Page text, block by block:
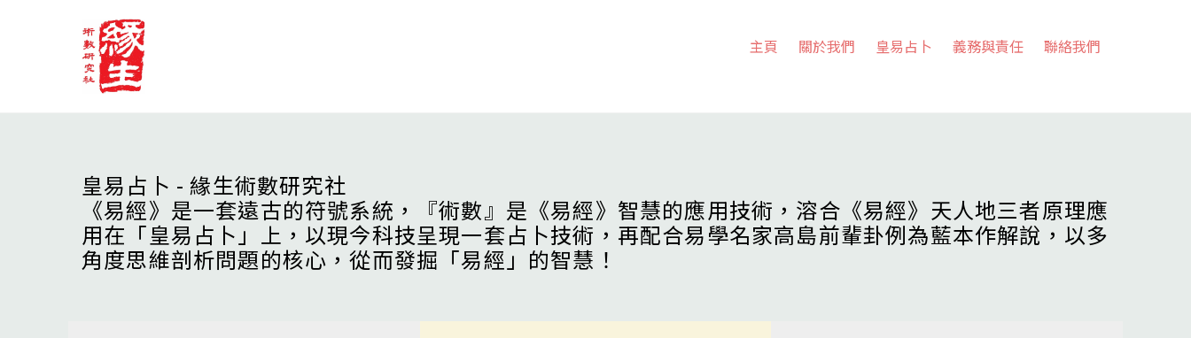
主頁 關於我們 皇易占卜 義務與責任 聯絡我們
皇易占卜 - 緣生術數研究社
《易經》是一套遠古的符號系統，『術數』是《易經》智慧的應用技術，溶合《易經》天人地三者原理應
用在「皇易占卜」上，以現今科技呈現一套占卜技術，再配合易學名家高島前輩卦例為藍本作解說，以多
角度思維剖析問題的核心，從而發掘「易經」的智慧！